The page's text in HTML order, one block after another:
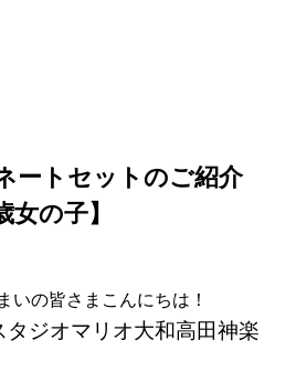
ートセットのご紹介
女の子】
いの皆さまこんにちは！
ジオマリオ大和高田神楽